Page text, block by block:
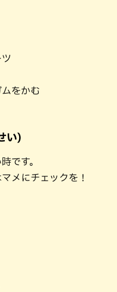
をかむ
い)
です。
メにチェックを！